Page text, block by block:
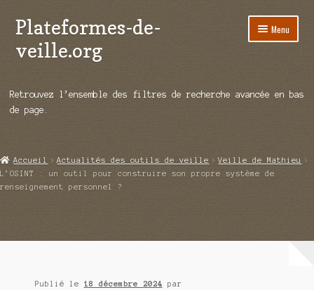
Aller
à
la
Aller
au
contenu
Plateformes-de-
veille.org
Menu
Répertoire d’ouitils
Démos vidéos
Qui sommes-nous ?
Retrouvez l’ensemble des filtres de recherche avancée en bas
de page.
Accueil Actualités des outils de veille
Veille de Mathieu
L’OSINT : un outil pour construire son propre système de
renseignement personnel ?
Publié le 18 décembre 2024 par